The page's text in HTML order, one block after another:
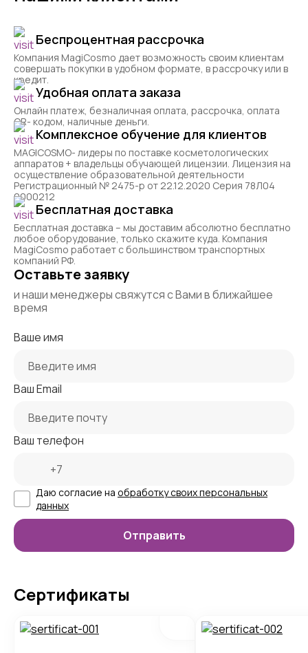
Беспроцентная рассрочка
Компания MagiCosmo дает возможность своим клиентам
совершать покупки в удобном формате, в рассрочку или в
кредит.
Удобная оплата заказа
Онлайн платеж, безналичная оплата, рассрочка, оплата
QR- кодом, наличные деньги.
Комплексное обучение для клиентов
MAGICOSMO- лидеры по поставке косметологических
аппаратов + владельцы обучающей лицензии. Лицензия на
осуществление образовательной деятельности
Регистрационный № 2475-р от 22.12.2020 Серия 78Л04
0000212
Бесплатная доставка
Бесплатная доставка – мы доставим абсолютно бесплатно
любое оборудование, только скажите куда. Компания
MagiCosmo работает с большинством транспортных
компаний РФ.
Оставьте заявку
и наши менеджеры свяжутся с Вами в ближайшее
время
Ваше имя
Ваш Email
Ваш телефон
Даю согласие на обработку своих персональных
данных
Сертификаты